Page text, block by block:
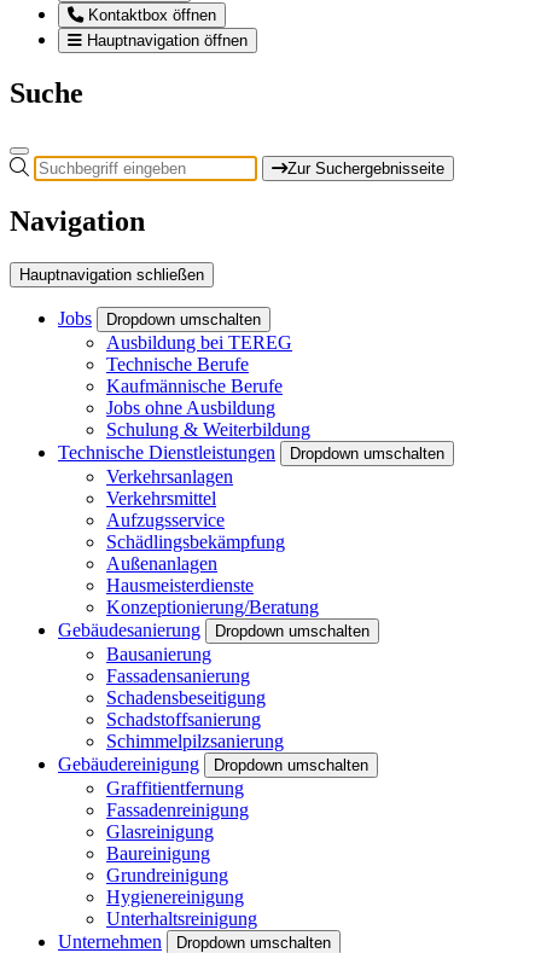
Kontaktbox öffnen
Hauptnavigation öffnen
Suche
Zur Suchergebnisseite
Navigation
Hauptnavigation schließen
Jobs Dropdown umschalten
Ausbildung bei TEREG
Technische Berufe
Kaufmännische Berufe
Jobs ohne Ausbildung
Schulung & Weiterbildung
Technische Dienstleistungen
Dropdown umschalten
Verkehrsanlagen
Verkehrsmittel
Aufzugsservice
Schädlingsbekämpfung
Außenanlagen
Hausmeisterdienste
Konzeptionierung/Beratung
Gebäudesanierung
Dropdown umschalten
Bausanierung
Fassadensanierung
Schadensbeseitigung
Schadstoffsanierung
Schimmelpilzsanierung
Gebäudereinigung
Dropdown umschalten
Graffitientfernung
Fassadenreinigung
Glasreinigung
Baureinigung
Grundreinigung
Hygienereinigung
Unterhaltsreinigung
Unternehmen
Dropdown umschalten